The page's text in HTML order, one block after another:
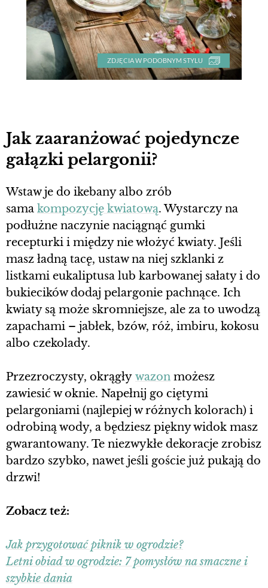
ZDJĘCIA W PODOBNYM STYLU
Jak zaaranżować pojedyncze
gałązki pelargonii?
Wstaw je do ikebany albo zrób
sama kompozycję kwiatową. Wystarczy na
podłużne naczynie naciągnąć gumki
recepturki i między nie włożyć kwiaty. Jeśli
masz ładną tacę, ustaw na niej szklanki z
listkami eukaliptusa lub karbowanej sałaty i do
bukiecików dodaj pelargonie pachnące. Ich
kwiaty są może skromniejsze, ale za to uwodzą
zapachami – jabłek, bzów, róż, imbiru, kokosu
albo czekolady.
Przezroczysty, okrągły wazon możesz
zawiesić w oknie. Napełnij go ciętymi
pelargoniami (najlepiej w różnych kolorach) i
odrobiną wody, a będziesz piękny widok masz
gwarantowany. Te niezwykłe dekoracje zrobisz
bardzo szybko, nawet jeśli goście już pukają do
drzwi!
Zobacz też:
Jak przygotować piknik w ogrodzie?
Letni obiad w ogrodzie: 7 pomysłów na smaczne i
szybkie dania